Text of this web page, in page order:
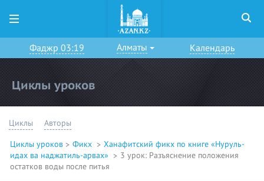
Фаджр 03:19 Алматы Календарь
Циклы уроков
Циклы Авторы
Циклы уроков Фикх
Ханафитский фикх по книге «Нуруль-
идах ва наджатиль-арвах»
3 урок: Разъяснение положения
остатков воды после питья